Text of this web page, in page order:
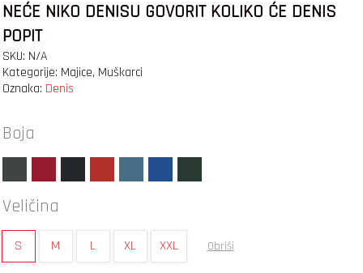
NEĆE NIKO DENISU GOVORIT KOLIKO ĆE DENIS
POPIT
SKU: N/A
Kategorije: Majice, Muškarci
Oznaka: Denis
Boja
Veličina
S M L XL XXL Obriši